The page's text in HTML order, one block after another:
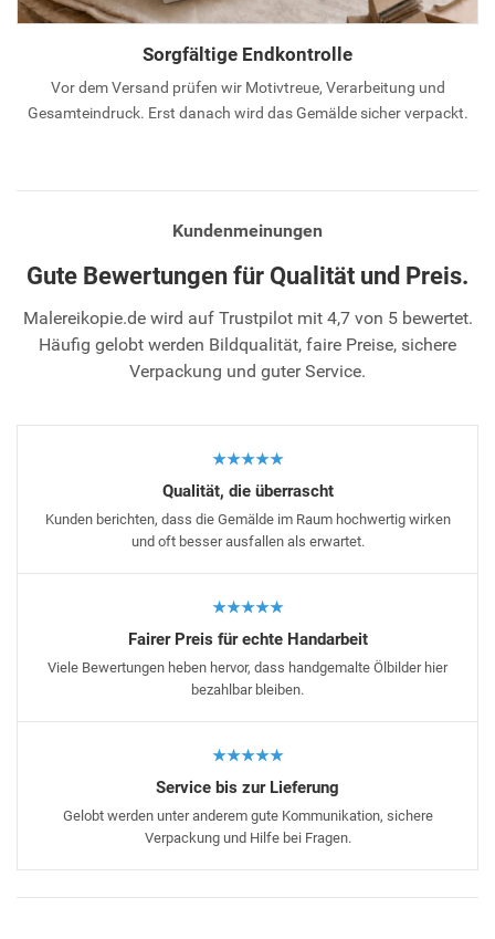
Sorgfältige Endkontrolle
Vor dem Versand prüfen wir Motivtreue, Verarbeitung und
Gesamteindruck. Erst danach wird das Gemälde sicher verpackt.
Kundenmeinungen
Gute Bewertungen für Qualität und Preis.
Malereikopie.de wird auf Trustpilot mit 4,7 von 5 bewertet.
Häufig gelobt werden Bildqualität, faire Preise, sichere
Verpackung und guter Service.
★★★★★
Qualität, die überrascht
Kunden berichten, dass die Gemälde im Raum hochwertig wirken
und oft besser ausfallen als erwartet.
★★★★★
Fairer Preis für echte Handarbeit
Viele Bewertungen heben hervor, dass handgemalte Ölbilder hier
bezahlbar bleiben.
★★★★★
Service bis zur Lieferung
Gelobt werden unter anderem gute Kommunikation, sichere
Verpackung und Hilfe bei Fragen.